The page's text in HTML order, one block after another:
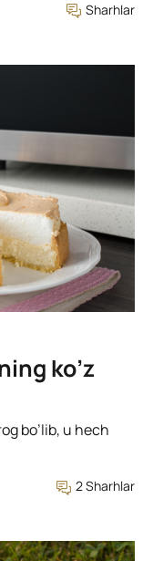
Sharhlar
ko’z
bo’lib, u hech
2 Sharhlar